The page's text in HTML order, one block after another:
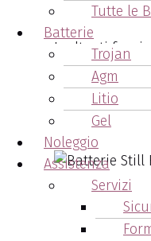
Tutte le
Batterie
Trojan
Agm
Litio
Gel
Noleggio
Assistenza
Servizi
energia ai tuoi
Inoltre ti
Da noi
Arcangeli
alimentazione
la scelta
potenza